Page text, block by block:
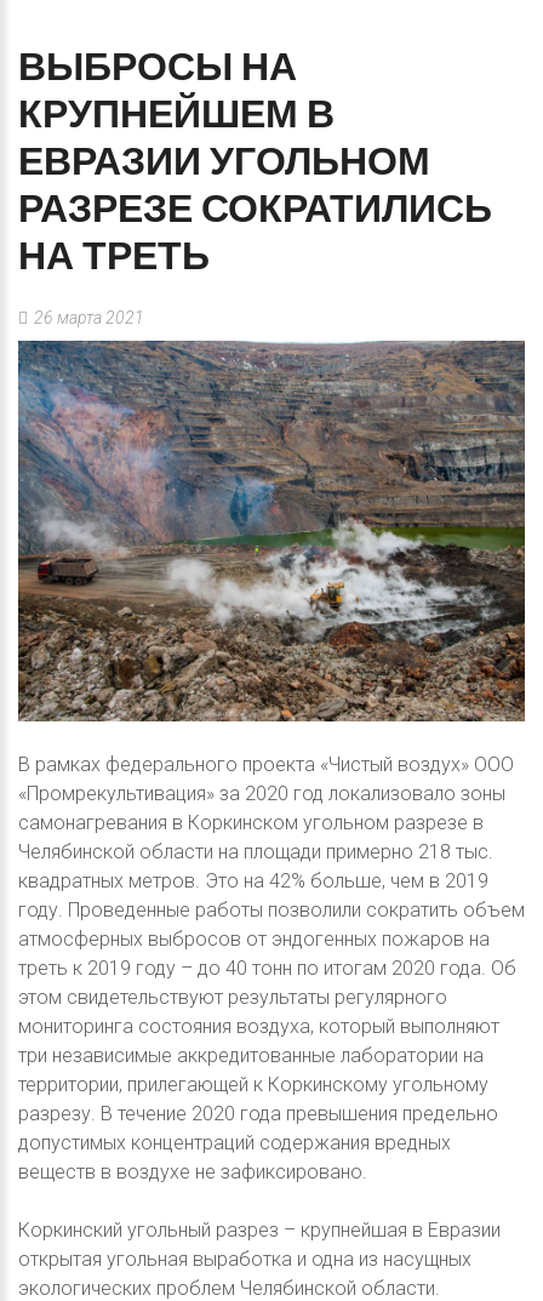
ВЫБРОСЫ НА
КРУПНЕЙШЕМ В
ЕВРАЗИИ УГОЛЬНОМ
РАЗРЕЗЕ СОКРАТИЛИСЬ
НАТРЕТЬ
26 марта 2021
В рамках федерального проекта «Чистый воздух» ООО
«Промрекультивация» за 2020 год локализовало зоны
самонагревания в Коркинском угольном разрезе в
Челябинской области на площади примерно 218 тыс.
квадратных метров. Это на 42% больше, чем в 2019
году. Проведенные работы позволили сократить объем
атмосферных выбросов от эндогенных пожаров на
треть к 2019 году – до 40 тонн по итогам 2020 года. Об
этом свидетельствуют результаты регулярного
мониторинга состояния воздуха, который выполняют
три независимые аккредитованные лаборатории на
территории, прилегающей к Коркинскому угольному
разрезу. В течение 2020 года превышения предельно
допустимых концентраций содержания вредных
веществ в воздухе не зафиксировано.
Коркинский угольный разрез – крупнейшая в Евразии
открытая угольная выработка и одна из насущных
экологических проблем Челябинской области.